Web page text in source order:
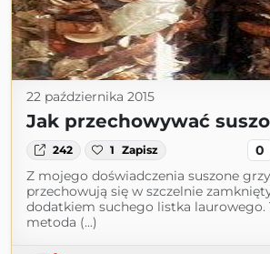
22 października 2015
Jak przechowywać
242 1 Zapisz 0
Z mojego doświadczenia suszone
przechowują się w szczelnie
dodatkiem suchego listka laurowego.
metoda (...)